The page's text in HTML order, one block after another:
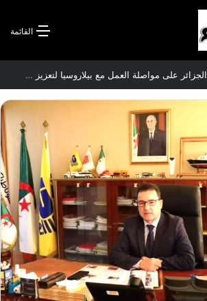
القائمة
سعيود يشدد على إلزامية استكمال جميع عمليات تعويض متضرري حرائق الغابات قبل نهاية شهر أوت